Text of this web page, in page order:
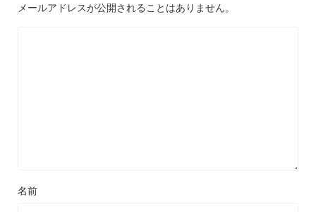
メールアドレスが公開されることはありません。
名前